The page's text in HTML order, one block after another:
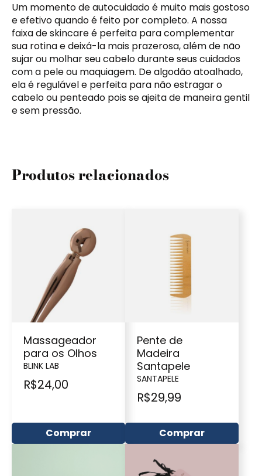
Um momento de autocuidado é muito mais gostoso
e efetivo quando é feito por completo. A nossa
faixa de skincare é perfeita para complementar
sua rotina e deixá-la mais prazerosa, além de não
sujar ou molhar seu cabelo durante seus cuidados
com a pele ou maquiagem. De algodão atoalhado,
ela é regulável e perfeita para não estragar o
cabelo ou penteado pois se ajeita de maneira gentil
e sem pressão.
Produtos relacionados
Massageador
para os Olhos
BLINK LAB
R$24,00
Comprar
Pente de
Madeira
Santapele
SANTAPELE
R$29,99
Comprar